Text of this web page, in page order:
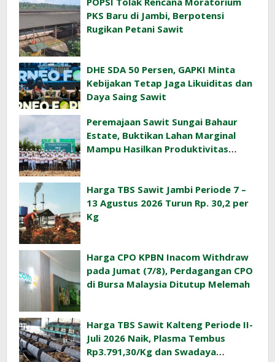
PKS Baru di Jambi, Berpotensi
Rugikan Petani Sawit
DHE SDA 50 Persen, GAPKI Minta
Kebijakan Tetap Jaga Likuiditas dan
Daya Saing Sawit
Peremajaan Sawit Sungai Bahaur
Estate, Buktikan Lahan Marginal
Mampu Hasilkan Produktivitas
Harga TBS Sawit Jambi Periode 7 –
13 Agustus 2026 Turun Rp. 30,2 per
Kg
Harga CPO KPBN Inacom Withdraw
pada Jumat (7/8), Perdagangan CPO
di Bursa Malaysia Ditutup Melemah
Harga TBS Sawit Kalteng Periode II-
Juli 2026 Naik, Plasma Tembus
Rp3.791,30/Kg dan Swadaya